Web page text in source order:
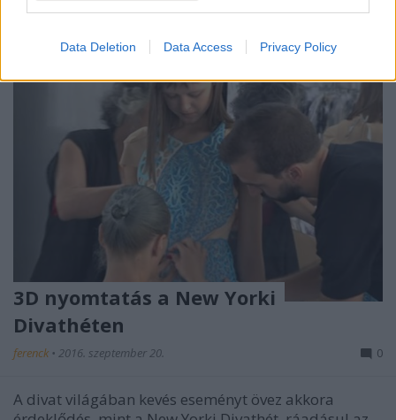
Data Deletion Data Access Privacy Policy
3D nyomtatás a New Yorki
Divathéten
ferenck • 2016. szeptember 20. 0
A divat világában kevés eseményt övez akkora